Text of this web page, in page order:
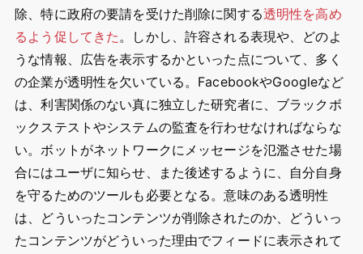
除、特に政府の要請を受けた削除に関する透明性を高め
るよう促してきた。しかし、許容される表現や、どのよ
うな情報、広告を表示するかといった点について、多く
の企業が透明性を欠いている。FacebookやGoogleなど
は、利害関係のない真に独立した研究者に、ブラックボ
ックステストやシステムの監査を行わせなければならな
い。ボットがネットワークにメッセージを氾濫させた場
合にはユーザに知らせ、また後述するように、自分自身
を守るためのツールも必要となる。意味のある透明性
は、どういったコンテンツが削除されたのか、どういっ
たコンテンツがどういった理由でフィードに表示されて